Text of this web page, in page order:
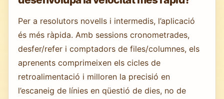
Per a resolutors novells i intermedis, l’aplicació
és més ràpida. Amb sessions cronometrades,
desfer/refer i comptadors de files/columnes, els
aprenents comprimeixen els cicles de
retroalimentació i milloren la precisió en
l’escaneig de línies en qüestió de dies, no de